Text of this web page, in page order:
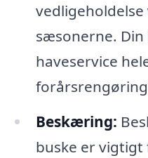
sæsonerne.
haveservice
Beskæring:
buske er